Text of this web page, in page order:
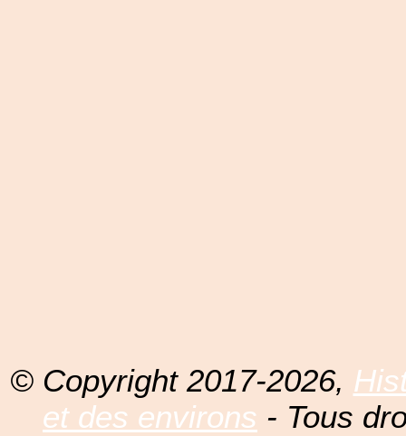
© Copyright 2017-2026,
et des environs - Tous